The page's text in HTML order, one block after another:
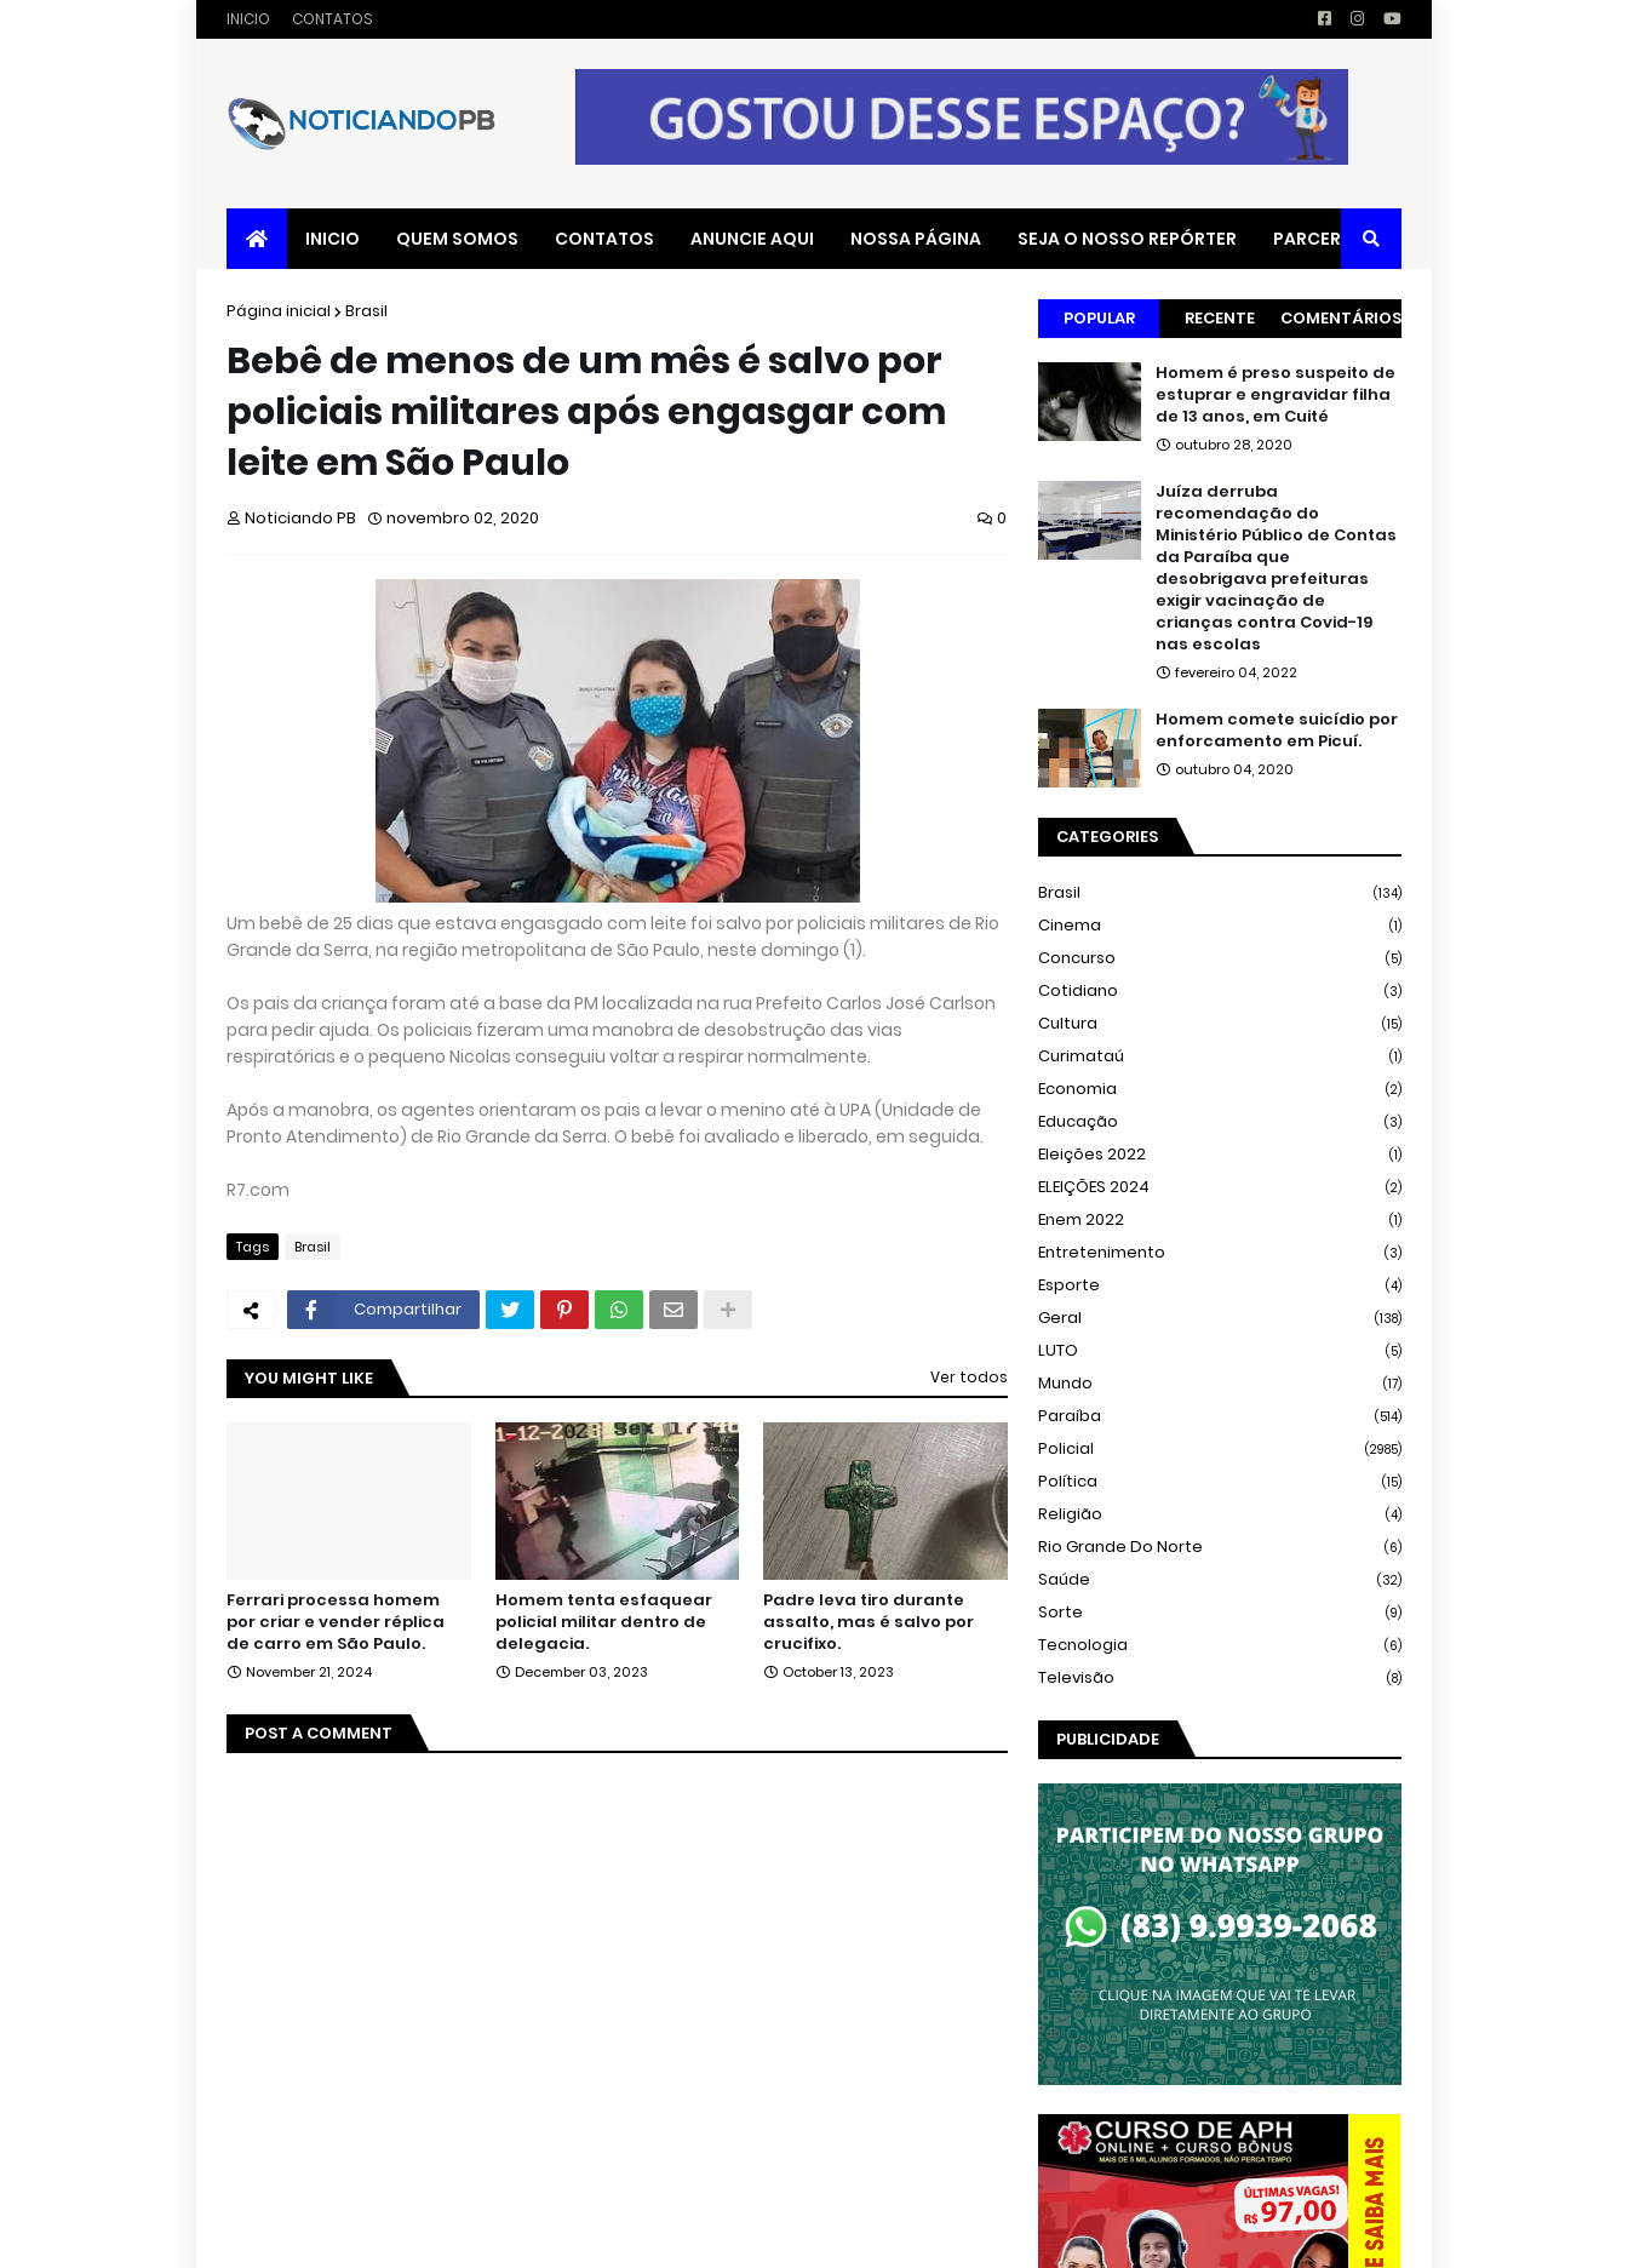
INICIO CONTATOS
INICIO QUEM SOMOS CONTATOS ANUNCIE AQUI NOSSA PÁGINA SEJA O NOSSO REPÓRTER PARCERIAS
Página inicial Brasil
Bebê de menos de um mês é salvo por
policiais militares após engasgar com
leite em São Paulo
Noticiando PB novembro 02, 2020 0
Um bebê de 25 dias que estava engasgado com leite foi salvo por policiais militares de Rio
Grande da Serra, na região metropolitana de São Paulo, neste domingo (1).
Os pais da criança foram até a base da PM localizada na rua Prefeito Carlos José Carlson
para pedir ajuda. Os policiais fizeram uma manobra de desobstrução das vias
respiratórias e o pequeno Nicolas conseguiu voltar a respirar normalmente.
Após a manobra, os agentes orientaram os pais a levar o menino até à UPA (Unidade de
Pronto Atendimento) de Rio Grande da Serra. O bebê foi avaliado e liberado, em seguida.
R7.com
Tags Brasil
Compartilhar
YOU MIGHT LIKE Ver todos
Ferrari processa homem
por criar e vender réplica
de carro em São Paulo.
November 21, 2024
Homem tenta esfaquear
policial militar dentro de
delegacia.
December 03, 2023
Padre leva tiro durante
assalto, mas é salvo por
crucifixo.
October 13, 2023
POST A COMMENT
POPULAR RECENTE COMENTÁRIOS
Homem é preso suspeito de
estuprar e engravidar filha
de 13 anos, em Cuité
outubro 28, 2020
Juíza derruba
recomendação do
Ministério Público de Contas
da Paraíba que
desobrigava prefeituras
exigir vacinação de
crianças contra Covid-19
nas escolas
fevereiro 04, 2022
Homem comete suicídio por
enforcamento em Picuí.
outubro 04, 2020
CATEGORIES
Brasil (134)
Cinema (1)
Concurso (5)
Cotidiano (3)
Cultura (15)
Curimataú (1)
Economia (2)
Educação (3)
Eleições 2022 (1)
ELEIÇÕES 2024 (2)
Enem 2022 (1)
Entretenimento (3)
Esporte (4)
Geral (138)
LUTO (5)
Mundo (17)
Paraíba (514)
Policial (2985)
Política (15)
Religião (4)
Rio Grande Do Norte (6)
Saúde (32)
Sorte (9)
Tecnologia (6)
Televisão (8)
PUBLICIDADE